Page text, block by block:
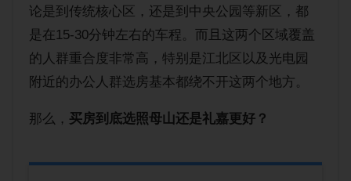
购房经验
论是到传统核心区，还是到中央公园等新区，都
是在15-30分钟左右的车程。而且这两个区域覆盖
的人群重合度非常高，特别是江北区以及光电园
附近的办公人群选房基本都绕不开这两个地方。
那么， 买房到底选照母山还是礼嘉更好？